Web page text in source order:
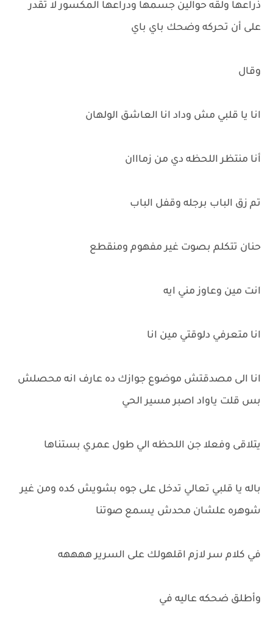
ذراعها ولقه حوالين جسمها ودراعها المكسور لا تقدر
على أن تحركه وضحك باي باي
وقال
انا يا قلبي مش وداد انا العاشق الولهان
أنا منتظر اللحظه دي من زمااان
تم زق الباب برجله وقفل الباب
حنان تتكلم بصوت غير مفهوم ومنقطع
انت مين وعاوز مني ايه
انا متعرفي دلوقتي مين انا
انا الى مصدقتش موضوع جوازك ده عارف انه محصلش
بس قلت ياواد اصبر مسير الحي
يتلاقى وفعلا جن اللحظه الي طول عمري بستناها
باله يا قلبي تعالي تدخل على جوه بشويش كده ومن غير
شوهره علشان محدش يسمع صوتنا
في كلام سر لازم اقلهولك على السرير ههههه
وأطلق ضحكه عاليه في